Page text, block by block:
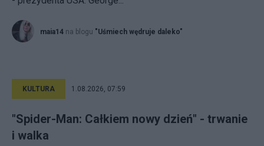
maia14 na blogu "Uśmiech wędruje daleko"
KULTURA 1.08.2026, 07:59
"Spider-Man: Całkiem nowy dzień" - trwanie
i walka